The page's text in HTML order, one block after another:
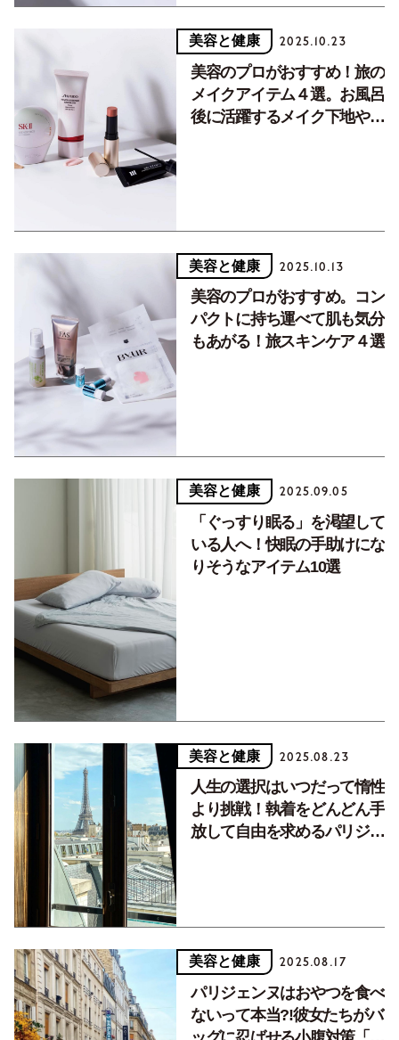
美容と健康 2025.10.23
美容のプロがおすすめ！旅の
メイクアイテム４選。お風呂
後に活躍するメイク下地やお
美容と健康 2025.10.13
美容のプロがおすすめ。コン
パクトに持ち運べて肌も気分
もあがる！旅スキンケア４選
美容と健康 2025.09.05
「ぐっすり眠る」を渇望して
いる人へ！快眠の手助けにな
りそうなアイテム10選
美容と健康 2025.08.23
人生の選択はいつだって惰性
より挑戦！執着をどんどん手
放して自由を求めるパリジェ
美容と健康 2025.08.17
パリジェンヌはおやつを食べ
ないって本当?!彼女たちがバ